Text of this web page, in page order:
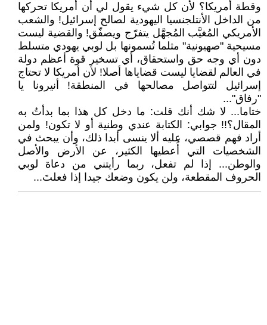
وقطة أمريكا؟ لأن كل شيء يقول لي أن أمريكا تحركها
من الداخل الأنتلجنسيا اليهودية لصالح إسرائيل! والشعب
الأمريكي المُغيَّب المُجهَّل يتفرّج ويصفّق! والقضية ليست
مسيحية "صهيونية" مثلما تُسمونها بل لوبي يهودي متسلط
دون أي وجه حق واستحقاق، أي تسخير قوة أعظم دولة
في العالم لقضايا ليست قضاياها أصلا! لأن أمريكا لا تحتاج
إسرائيل لتتواصل مصالحها في المنطقة! أنيرونا يا
"رفاق"...
ختاما... لا شك أنك قلت: ما دخل كل هذا بما بدأتُ به
المقال؟!! جوابي: الكتابة عندي وطنية أو لا تكون! ولمن
أراد فهم قصصي، عليه ألا ينسى أبدا ذلك، وأن يبحث في
الشخصيات التي أُعطيها الكثير، عن الأرض والأصل
والوطن... إذا لم تفعل، ربما رأيتني من دعاة لوبي
الحروف المقطعة، ولن يكون وضعك جيدا إذا فعلتَ...